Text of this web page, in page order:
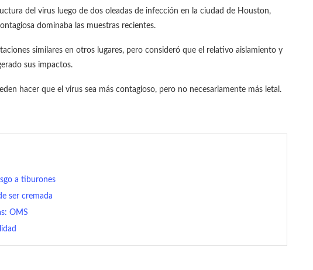
del virus luego de dos oleadas de infección en la ciudad de Houston,
dominaba las muestras recientes.
similares en otros lugares, pero consideró que el relativo aislamiento y
sus impactos.
hacer que el virus sea más contagioso, pero no necesariamente más letal.
a tiburones
ser cremada
OMS